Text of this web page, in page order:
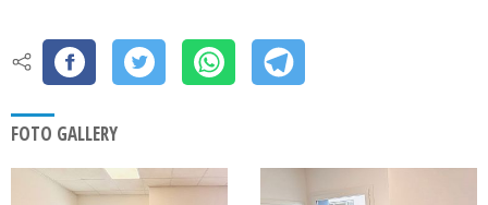
FOTO GALLERY